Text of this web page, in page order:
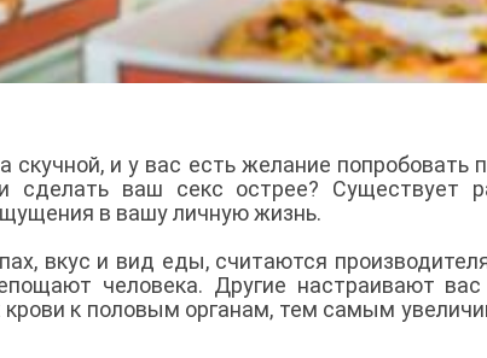
скучной, и у вас есть желание попробовать
сделать ваш секс острее? Существует
в вашу личную жизнь.
вкус и вид еды, считаются
человека. Другие настраивают
к половым органам, тем самым